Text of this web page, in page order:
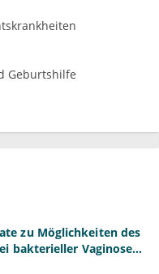
Geburtshilfe
zu Möglichkeiten des
bakterieller Vaginose